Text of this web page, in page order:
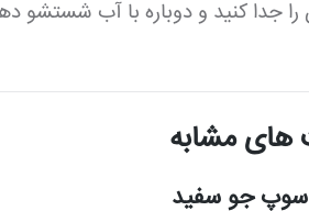
جدا کنید و دوباره با آب شستشو
مشابه